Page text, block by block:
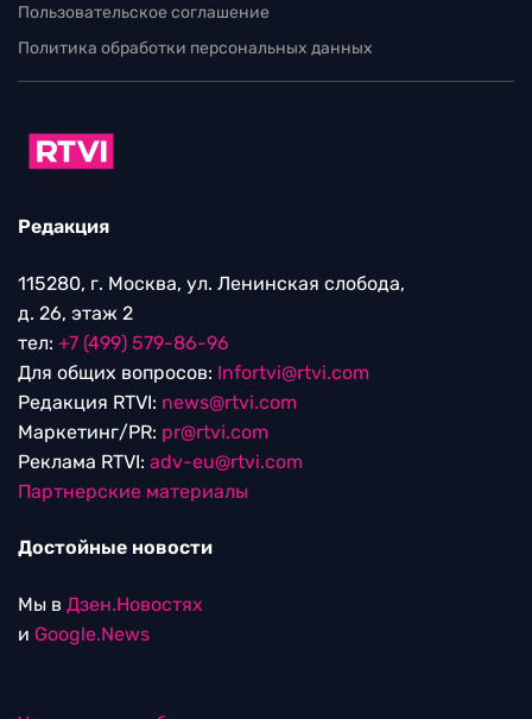
Пользовательское соглашение
Политика обработки персональных данных
Редакция
115280, г. Москва, ул. Ленинская слобода,
д. 26, этаж 2
тел: +7 (499) 579-86-96
Для общих вопросов: Infortvi@rtvi.com
Редакция RTVI: news@rtvi.com
Маркетинг/PR: pr@rtvi.com
Реклама RTVI: adv-eu@rtvi.com
Партнерские материалы
Достойные новости
Мы в Дзен.Новостях
и Google.News